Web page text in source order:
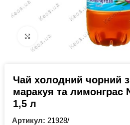
Click to enlarge
Чай холодний чорний
маракуя та лимонграс
1,5 л
Артикул: 21928/